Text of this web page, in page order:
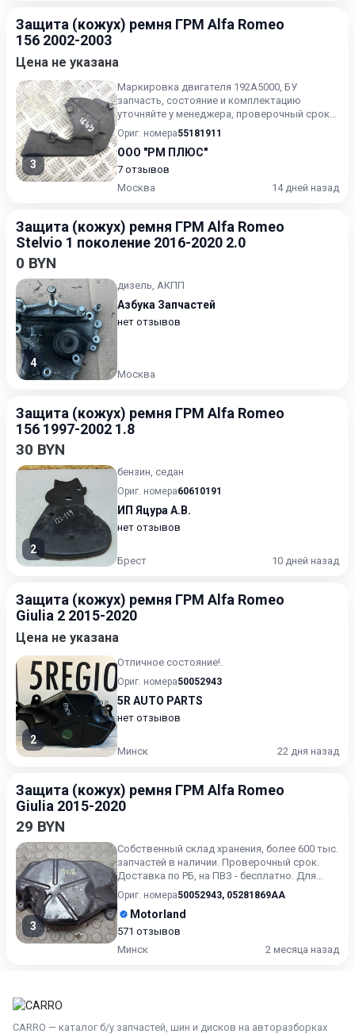
Защита (кожух) ремня ГРМ Alfa Romeo
156 2002-2003
Цена не указана
3
Маркировка двигателя 192A5000, БУ
запчасть, состояние и комплектацию
уточняйте у менеджера, проверочный срок
от 14 до 30 дней.
Ориг. номера55181911
ООО "РМ ПЛЮС"
7 отзывов
Москва
14 дней назад
Защита (кожух) ремня ГРМ Alfa Romeo
Stelvio 1 поколение 2016-2020 2.0
0 BYN
4
дизель, АКПП
Азбука Запчастей
нет отзывов
Москва
Защита (кожух) ремня ГРМ Alfa Romeo
156 1997-2002 1.8
30 BYN
2
бензин, седан
Ориг. номера60610191
ИП Яцура А.В.
нет отзывов
Брест 10 дней назад
Защита (кожух) ремня ГРМ Alfa Romeo
Giulia 2 2015-2020
Цена не указана
2
Отличное состояние!.
Ориг. номера50052943
5R AUTO PARTS
нет отзывов
Минск 22 дня назад
Защита (кожух) ремня ГРМ Alfa Romeo
Giulia 2015-2020
29 BYN
3
Собственный склад хранения, более 600 тыс.
запчастей в наличии. Проверочный срок.
Доставка по РБ, на ПВЗ - бесплатно. Для
получения актуальн...
Ориг. номера50052943, 05281869AA
Motorland
571 отзывов
Минск
2 месяца назад
CARRO — каталог б/у запчастей, шин и дисков на авторазборках